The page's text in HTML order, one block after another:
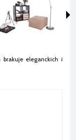
brakuje eleganckich i